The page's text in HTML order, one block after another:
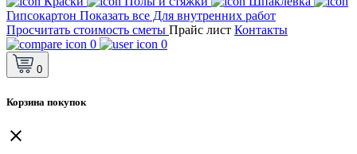
Гипсокартон Показать все Для внутренних работ
Просчитать стоимость сметы Прайс лист Контакты
0
0
0
Корзина покупок